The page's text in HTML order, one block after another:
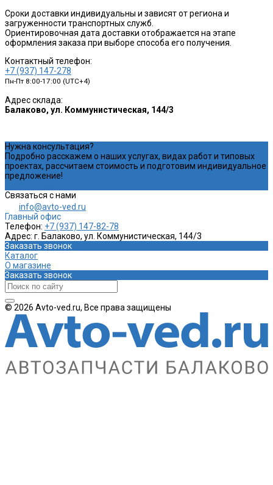
Сроки доставки индивидуальны и зависят от региона и
загруженности транспортных служб.
Ориентировочная дата доставки отображается на этапе
оформления заказа при выборе способа его получения.
Контактный телефон:
+7 (937) 147-278
Пн-Пт 8:00-17:00 (UTC+4)
Адрес склада:
Балаково, ул. Коммунистическая, 144/3
Нужна консультация?
Подробно расскажем о наших услугах, видах работ и типовых
проектах, рассчитаем стоимость и подготовим индивидуальное
предложение!
Связаться с нами
info@avto-ved.ru
Главный офис
Телефон: +7 (937) 147-82-78
Адрес: г. Балаково, ул. Коммунистическая, 144/3
Заказать звонок
Каталог
О магазине
Заказать звонок
© 2026 Avto-ved.ru, Все права защищены